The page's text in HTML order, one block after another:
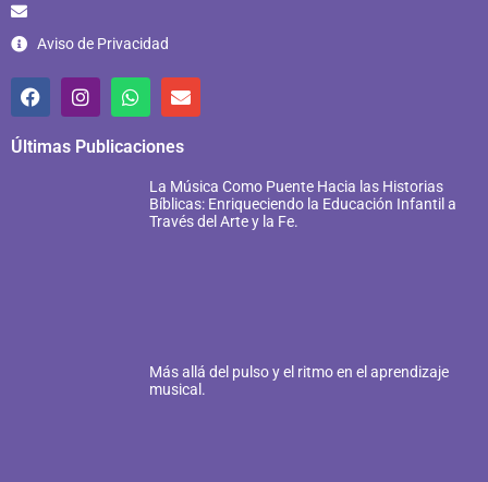
Aviso de Privacidad
Últimas Publicaciones
La Música Como Puente Hacia las Historias
Bíblicas: Enriqueciendo la Educación Infantil a
Través del Arte y la Fe.
Más allá del pulso y el ritmo en el aprendizaje
musical.